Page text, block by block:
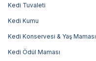
Kedi Tuvaleti
Kedi Kumu
Kedi Konservesi & Yaş Maması
Kedi Ödül Maması